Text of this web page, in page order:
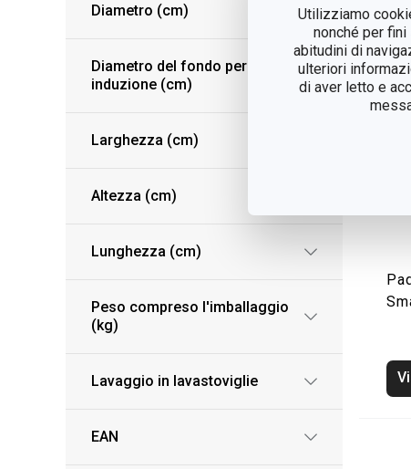
Utilizziamo
nonché per
abitudini di
ulteriori
di aver letto e
Diametro (cm)
Diametro del fondo per
induzione (cm)
Larghezza (cm)
Altezza (cm)
Lunghezza (cm)
Peso compreso l'imballaggio
(kg)
Lavaggio in lavastoviglie
EAN